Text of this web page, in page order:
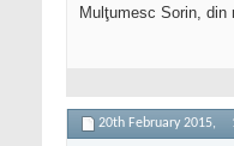
Mulţumesc Sorin,
20th February 2015,